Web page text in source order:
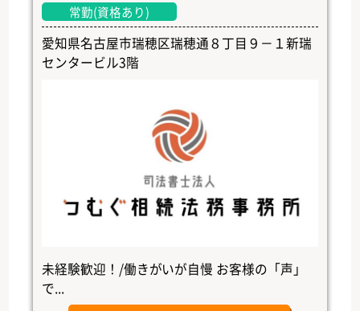
常勤(資格あり)
愛知県名古屋市瑞穂区瑞穂通８丁目９－１新瑞
センタービル3階
未経験歓迎！/働きがいが自慢 お客様の「声」
で...